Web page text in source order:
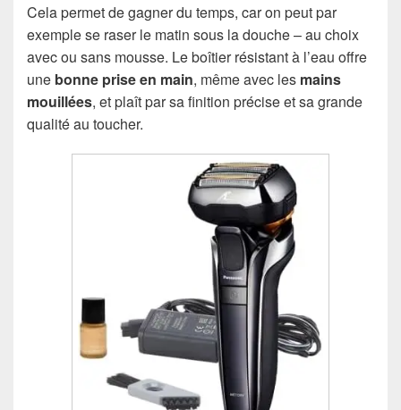
Cela permet de gagner du temps, car on peut par
exemple se raser le matin sous la douche – au choix
avec ou sans mousse. Le boîtier résistant à l’eau offre
une bonne prise en main, même avec les mains
mouillées, et plaît par sa finition précise et sa grande
qualité au toucher.